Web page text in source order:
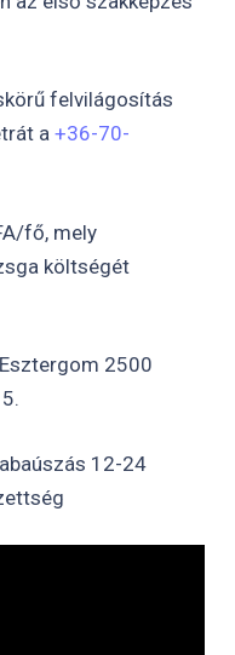
felvilágosítás
a +36-70-
fő, mely
költségét
2500
12-24